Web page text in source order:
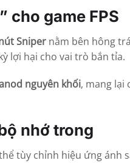
cho game FPS
Sniper nằm bên hông
lợi hại cho vai trò bắn tỉa.
nguyên khối, mang lại
nhớ trong
tùy chỉnh hiệu ứng